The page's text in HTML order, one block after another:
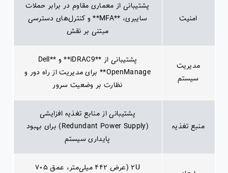
امنیت
پشتیبانی از معماری مقاوم در برابر حملات
سایبری، **MFA** و کنترل‌های دسترسی
مبتنی بر نقش
مدیریت
سیستم
پشتیبانی از **iDRAC9** و **Dell
OpenManage** برای مدیریت از راه دور و
نظارت بر وضعیت سرور
منبع تغذیه
پشتیبانی از منابع تغذیه افزایشی
(Redundant Power Supply) برای بهبود
پایداری سیستم
۲U (عرض ۴۴۲ میلی‌متر، عمق ۷۰۵